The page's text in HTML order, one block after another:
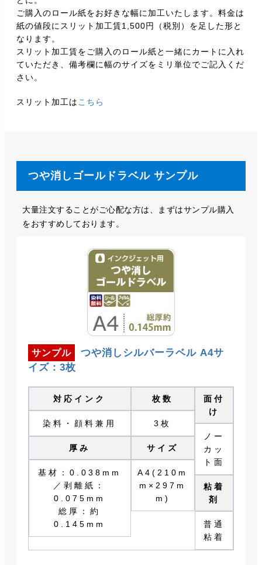
ご購入のロール紙をお好きな幅に加工いたします。料金は
紙の値段にスリット加工賃1,500円（税別）を足した形と
なります。
スリット加工賃をご購入のロール紙と一緒にカートに入れ
ていただき、備考欄に幅のサイズをミリ単位でご記入くだ
さい。
スリット加工はこちら
つや消しゴールドラベル サンプル
大量注文することがご心配な方は、まずはサンプル購入
をおすすめしております。
サンプル
つや消しシルバーラベル A4サ
イズ：3枚
対応インク
染料・顔料兼用
厚み
基材：0.038mm
／剥離紙：
0.075mm
総厚：約
0.145mm
枚数
3枚
サイズ
A4(210m
m×297m
m)
面付
け
ノー
カッ
ト面
粘着
剤
普通
粘着